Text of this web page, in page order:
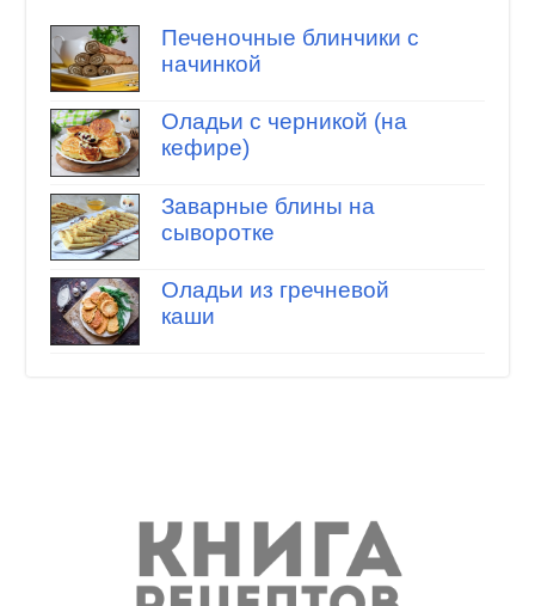
Печеночные блинчики с
начинкой
Оладьи с черникой (на
кефире)
Заварные блины на
сыворотке
Оладьи из гречневой
каши